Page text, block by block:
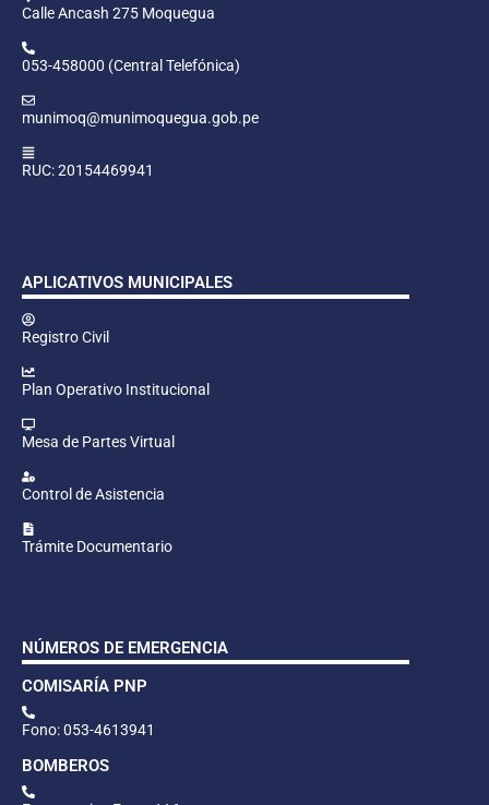
Calle Ancash 275 Moquegua
053-458000 (Central Telefónica)
munimoq@munimoquegua.gob.pe
RUC: 20154469941
APLICATIVOS MUNICIPALES
Registro Civil
Plan Operativo Institucional
Mesa de Partes Virtual
Control de Asistencia
Trámite Documentario
NÚMEROS DE EMERGENCIA
COMISARÍA PNP
Fono: 053-4613941
BOMBEROS